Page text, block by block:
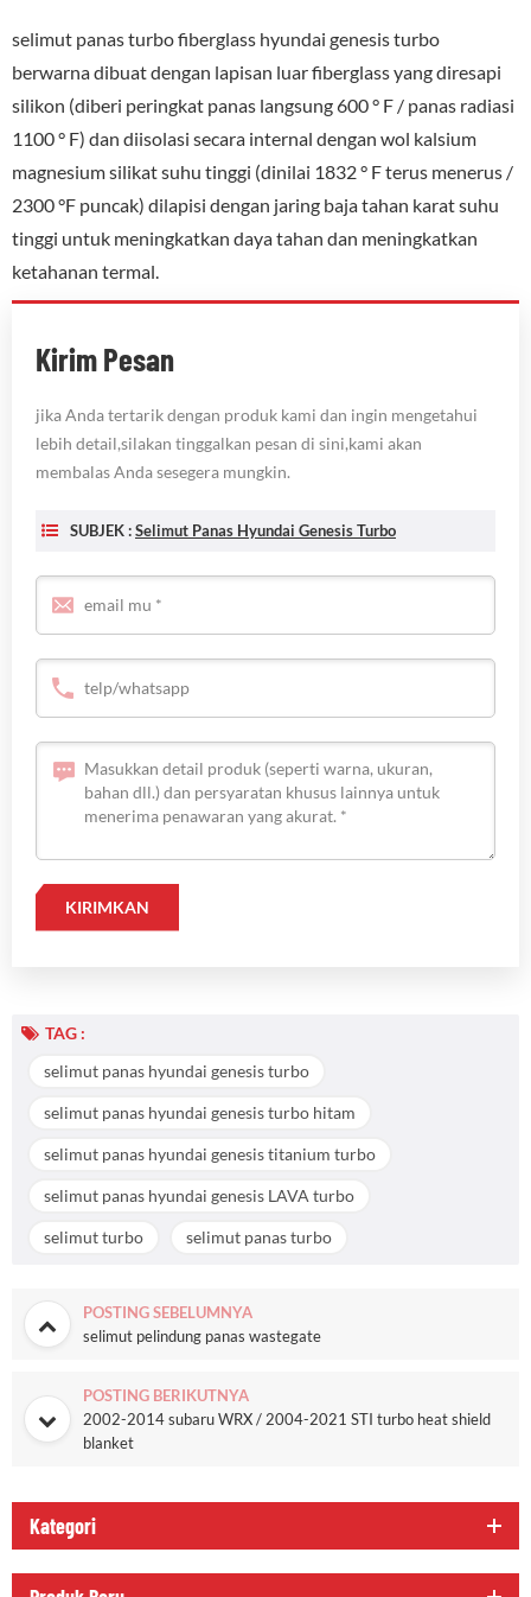
selimut panas turbo fiberglass hyundai genesis turbo
berwarna dibuat dengan lapisan luar fiberglass yang diresapi
silikon (diberi peringkat panas langsung 600 ° F / panas radiasi
1100 ° F) dan diisolasi secara internal dengan wol kalsium
magnesium silikat suhu tinggi (dinilai 1832 ° F terus menerus /
2300 °F puncak) dilapisi dengan jaring baja tahan karat suhu
tinggi untuk meningkatkan daya tahan dan meningkatkan
ketahanan termal.
Kirim Pesan
jika Anda tertarik dengan produk kami dan ingin mengetahui
lebih detail,silakan tinggalkan pesan di sini,kami akan
membalas Anda sesegera mungkin.
SUBJEK :Selimut Panas Hyundai Genesis Turbo
TAG :
selimut panas hyundai genesis turbo
selimut panas hyundai genesis turbo hitam
selimut panas hyundai genesis titanium turbo
selimut panas hyundai genesis LAVA turbo
selimut turbo selimut panas turbo
POSTING SEBELUMNYA
selimut pelindung panas wastegate
POSTING BERIKUTNYA
2002-2014 subaru WRX / 2004-2021 STI turbo heat shield
blanket
Kategori